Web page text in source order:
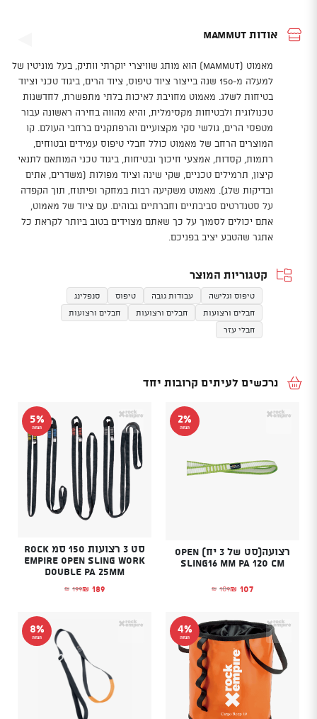
אודות Mammut
מאמוט (Mammut) הוא מותג שוויצרי יוקרתי וותיק, בעל מוניטין של
למעלה מ-150 שנה בייצור ציוד טיפוס, ציוד הרים, ביגוד טכני וציוד
בטיחות לשלג. מאמוט מחויבת לאיכות בלתי מתפשרת, לחדשנות
טכנולוגית ולבטיחות מקסימלית, והיא מהווה בחירה ראשונה עבור
מטפסי הרים, גולשי סקי מקצועיים והרפתקנים ברחבי העולם. קו
המוצרים הרחב של מאמוט כולל חבלי טיפוס עמידים ובטוחים,
רתמות, קסדות, אמצעי חיכוך ובטיחות, ביגוד טכני המותאם לתנאי
קיצון, תרמילים טכניים, שקי שינה וציוד מפולות (משדרים, אתים
ובדיקות שלג). מאמוט משקיעה רבות במחקר ופיתוח, תוך הקפדה
על סטנדרטים סביבתיים וחברתיים גבוהים. עם ציוד של מאמוט,
אתם יכולים לסמוך על כך שאתם מצוידים בטוב ביותר לקראת כל
אתגר שהטבע יציב בפניכם.
קטגוריות המוצר
טיפוס וגלישה עבודות גובה טיפוס
סנפלינג
חבלים ורצועות
חבלים ורצועות
חבלים ורצועות
חבלי עזר
נרכשים לעיתים קרובות יחד
2%
הנחה
רצועה(סט של 3 יח) Open
Sling16 mm PA 120 cm
₪ 109
המחיר המקורי היה: ₪109.₪ 107 המחיר הנוכחי הוא: ₪107.
5%
הנחה
סט 3 רצועות 150 סמ Rock
Empire Open Sling Work
Double PA 25mm
₪ 199
המחיר המקורי היה: ₪199.₪ 189 המחיר הנוכחי הוא: ₪189.
4%
הנחה
8%
הנחה